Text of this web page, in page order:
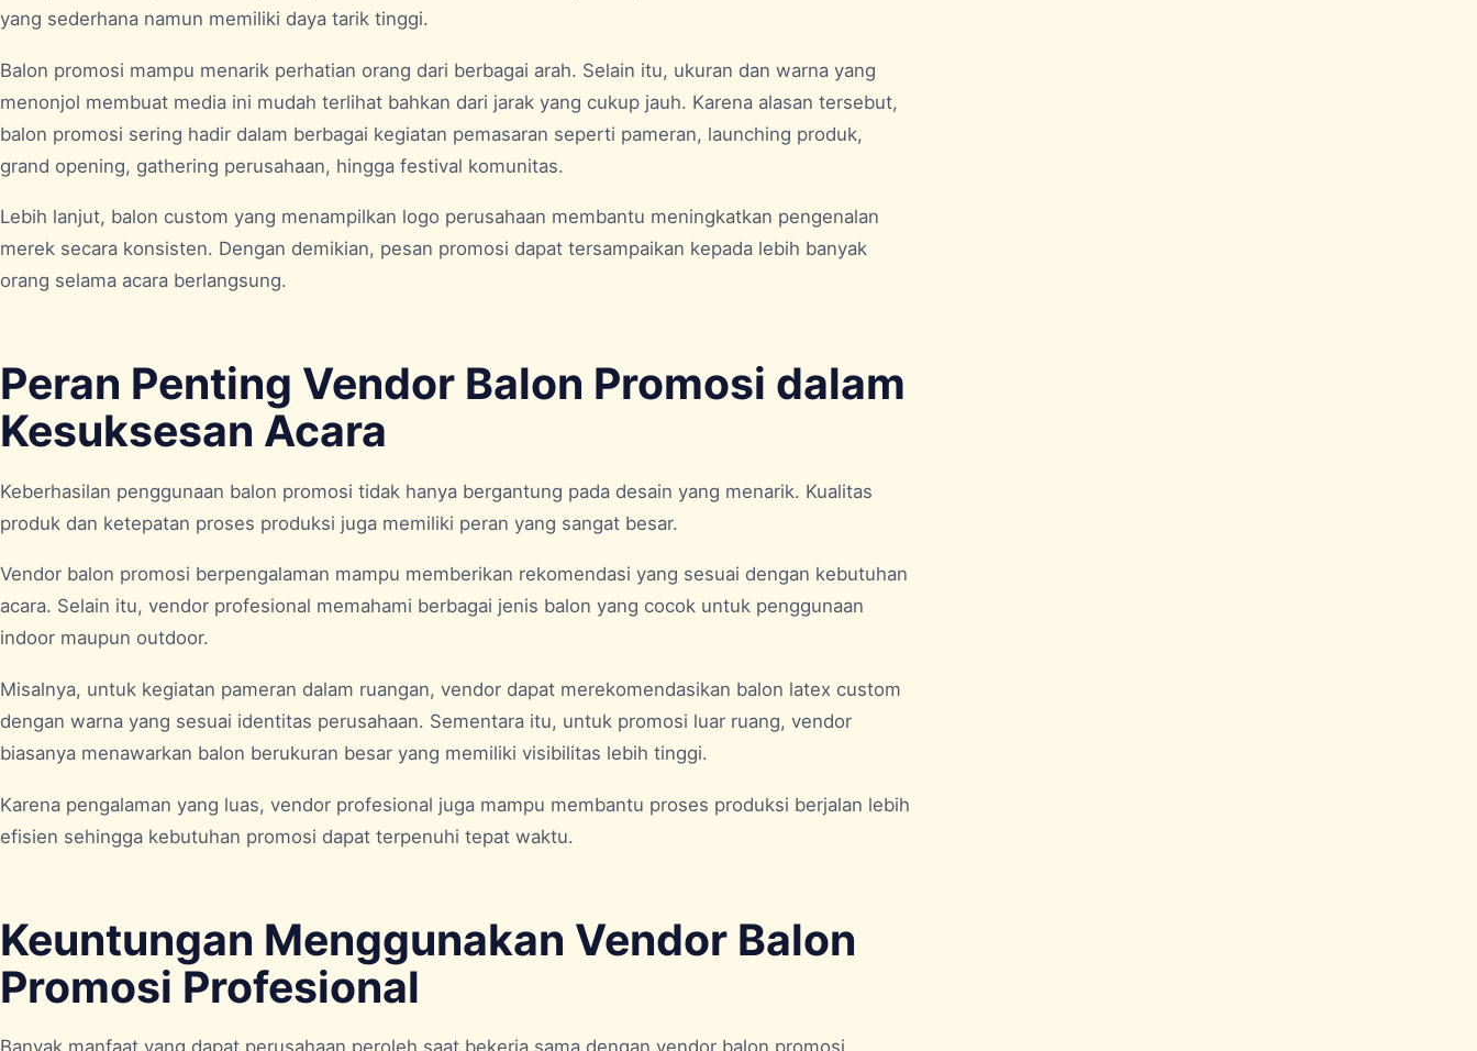
yang sederhana namun memiliki daya tarik tinggi.
Balon promosi mampu menarik perhatian orang dari berbagai arah. Selain itu, ukuran dan warna yang
menonjol membuat media ini mudah terlihat bahkan dari jarak yang cukup jauh. Karena alasan tersebut,
balon promosi sering hadir dalam berbagai kegiatan pemasaran seperti pameran, launching produk,
grand opening, gathering perusahaan, hingga festival komunitas.
Lebih lanjut, balon custom yang menampilkan logo perusahaan membantu meningkatkan pengenalan
merek secara konsisten. Dengan demikian, pesan promosi dapat tersampaikan kepada lebih banyak
orang selama acara berlangsung.
Peran Penting Vendor Balon Promosi dalam
Kesuksesan Acara
Keberhasilan penggunaan balon promosi tidak hanya bergantung pada desain yang menarik. Kualitas
produk dan ketepatan proses produksi juga memiliki peran yang sangat besar.
Vendor balon promosi berpengalaman mampu memberikan rekomendasi yang sesuai dengan kebutuhan
acara. Selain itu, vendor profesional memahami berbagai jenis balon yang cocok untuk penggunaan
indoor maupun outdoor.
Misalnya, untuk kegiatan pameran dalam ruangan, vendor dapat merekomendasikan balon latex custom
dengan warna yang sesuai identitas perusahaan. Sementara itu, untuk promosi luar ruang, vendor
biasanya menawarkan balon berukuran besar yang memiliki visibilitas lebih tinggi.
Karena pengalaman yang luas, vendor profesional juga mampu membantu proses produksi berjalan lebih
efisien sehingga kebutuhan promosi dapat terpenuhi tepat waktu.
Keuntungan Menggunakan Vendor Balon
Promosi Profesional